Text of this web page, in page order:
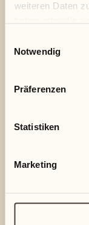
weiteren Daten
Notwendig
Präferenzen
Statistiken
Marketing